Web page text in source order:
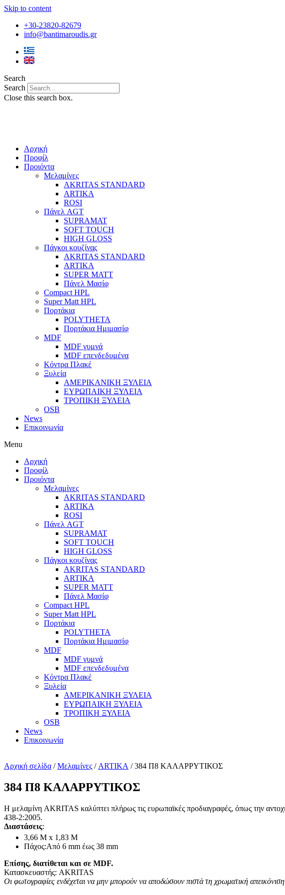
Skip to content
+30-23820-82679
info@bantimaroudis.gr
Search
Search
Close this search box.
Αρχική
Προφίλ
Προιόντα
Μελαμίνες
AKRITAS STANDARD
ARTIKA
ROSI
Πάνελ AGT
SUPRAMAT
SOFT TOUCH
HIGH GLOSS
Πάγκοι κουζίνας
AKRITAS STANDARD
ARTIKA
SUPER MATT
Πάνελ Μασίφ
Compact HPL
Super Matt HPL
Πορτάκια
POLYTHETA
Πορτάκια Ημιμασίφ
MDF
MDF γυμνά
MDF επενδεδυμένα
Κόντρα Πλακέ
Ξυλεία
ΑΜΕΡΙΚΑΝΙΚΗ ΞΥΛΕΙΑ
ΕΥΡΩΠΑΙΚΗ ΞΥΛΕΙΑ
ΤΡΟΠΙΚΗ ΞΥΛΕΙΑ
OSB
News
Επικοινωνία
Menu
Αρχική
Προφίλ
Προιόντα
Μελαμίνες
AKRITAS STANDARD
ARTIKA
ROSI
Πάνελ AGT
SUPRAMAT
SOFT TOUCH
HIGH GLOSS
Πάγκοι κουζίνας
AKRITAS STANDARD
ARTIKA
SUPER MATT
Πάνελ Μασίφ
Compact HPL
Super Matt HPL
Πορτάκια
POLYTHETA
Πορτάκια Ημιμασίφ
MDF
MDF γυμνά
MDF επενδεδυμένα
Κόντρα Πλακέ
Ξυλεία
ΑΜΕΡΙΚΑΝΙΚΗ ΞΥΛΕΙΑ
ΕΥΡΩΠΑΙΚΗ ΞΥΛΕΙΑ
ΤΡΟΠΙΚΗ ΞΥΛΕΙΑ
OSB
News
Επικοινωνία
Αρχική σελίδα /Μελαμίνες / ARTIKA / 384 Π8 ΚΑΛΑΡΡΥΤΙΚΟΣ
384 Π8 ΚΑΛΑΡΡΥΤΙΚΟΣ
H μελαμίνη AKRITAS καλύπτει πλήρως τις ευρωπαϊκές προδιαγραφές, όπως την
438-2:2005.
Διαστάσεις:
3,66 Μ x 1,83 Μ
Πάχος:Από 6 mm έως 38 mm
Επίσης, διατίθεται και σε MDF.
Κατασκευαστής: AKRITAS
Οι φωτογραφίες ενδέχεται να μην μπορούν να αποδώσουν πιστά τη χρωματική